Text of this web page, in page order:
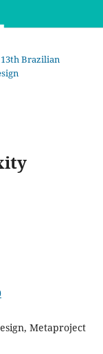
Brazilian
Metaproject